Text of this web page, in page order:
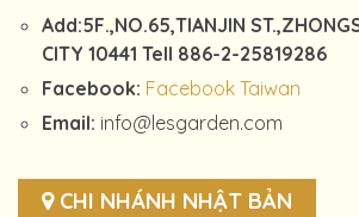
Add:5F.,NO.65,TIANJIN
CITY 10441 Tell 886-2-25819286
Facebook: Facebook Taiwan
Email: info@lesgarden.com
CHI NHÁNH NHẬT BẢN